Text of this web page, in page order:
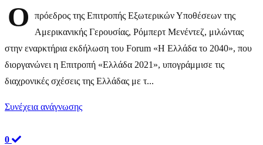
Ο
πρόεδρος της Επιτροπής Εξωτερικών Υποθέσεων της
Αμερικανικής Γερουσίας, Ρόμπερτ Μενέντεζ, μιλώντας
στην εναρκτήρια εκδήλωση του Forum «Η Ελλάδα το 2040», που
διοργανώνει η Επιτροπή «Ελλάδα 2021», υπογράμμισε τις
διαχρονικές σχέσεις της Ελλάδας με τ...
Συνέχεια ανάγνωσης
0